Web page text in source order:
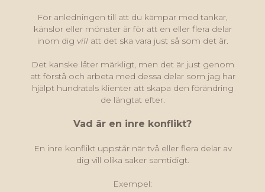
För anledningen till att du kämpar med tankar,
känslor eller mönster är för att en eller flera delar
inom dig villatt det ska vara just så som det är.
Det kanske låter märkligt, men det är just genom
att förstå och arbeta med dessa delar som jag har
hjälpt hundratals klienter att skapa den förändring
de längtat efter.
Vad är en inre konflikt?
En inre konflikt uppstår när två eller flera delar av
dig vill olika saker samtidigt.
Exempel: